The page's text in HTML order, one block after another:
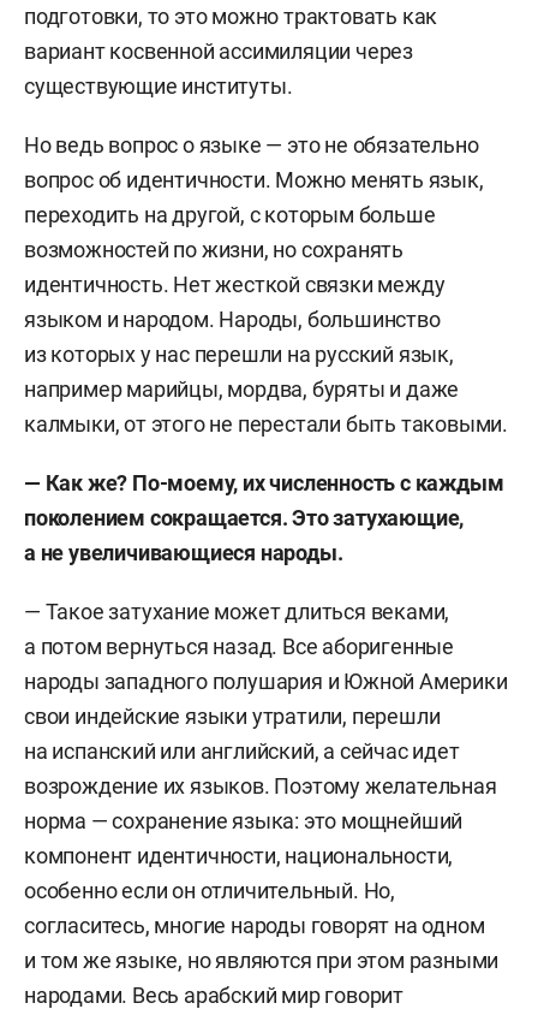
подготовки, то это можно трактовать как
вариант косвенной ассимиляции через
существующие институты.
Но ведь вопрос о языке — это не обязательно
вопрос об идентичности. Можно менять язык,
переходить на другой, с которым больше
возможностей по жизни, но сохранять
идентичность. Нет жесткой связки между
языком и народом. Народы, большинство
из которых у нас перешли на русский язык,
например марийцы, мордва, буряты и даже
калмыки, от этого не перестали быть таковыми.
— Как же? По-моему, их численность с каждым
поколением сокращается. Это затухающие,
а не увеличивающиеся народы.
— Такое затухание может длиться веками,
а потом вернуться назад. Все аборигенные
народы западного полушария и Южной Америки
свои индейские языки утратили, перешли
на испанский или английский, а сейчас идет
возрождение их языков. Поэтому желательная
норма — сохранение языка: это мощнейший
компонент идентичности, национальности,
особенно если он отличительный. Но,
согласитесь, многие народы говорят на одном
и том же языке, но являются при этом разными
народами. Весь арабский мир говорит